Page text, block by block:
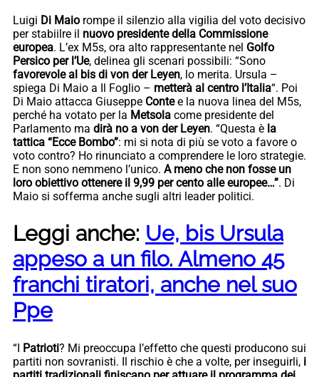
Luigi Di Maio rompe il silenzio alla vigilia del voto decisivo
per stabiilre il nuovo presidente della Commissione
europea. L’ex M5s, ora alto rappresentante nel Golfo
Persico per l’Ue, delinea gli scenari possibili: “Sono
favorevole al bis di von der Leyen, lo merita. Ursula –
spiega Di Maio a Il Foglio – metterà al centro l’Italia“. Poi
Di Maio attacca Giuseppe Contee la nuova linea del M5s,
perché ha votato per la Metsola come presidente del
Parlamento ma dirà no a von der Leyen. “Questa è la
tattica “Ecce Bombo”: mi si nota di più se voto a favore o
voto contro? Ho rinunciato a comprendere le loro strategie.
E non sono nemmeno l’unico. A meno che non fosse un
loro obiettivo ottenere il 9,99 per cento alle europee…”. Di
Maio si sofferma anche sugli altri leader politici.
Leggi anche: Ue, bis Ursula
appeso a un filo. Almeno 45
franchi tiratori, anche nel suo
Ppe
“I Patrioti? Mi preoccupa l’effetto che questi producono sui
partiti non sovranisti. Il rischio è che a volte, per inseguirli, i